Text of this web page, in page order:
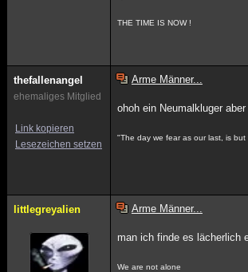
THE TIME IS NOW !
thefallenangel
ehemaliges Mitglied
Link kopieren
Lesezeichen setzen
Arme Männer...
ohoh ein Neumalkluger
"The day we fear as our last, is
littlegreyalien Arme Männer...
man ich finde es lächerlich
We are not alone